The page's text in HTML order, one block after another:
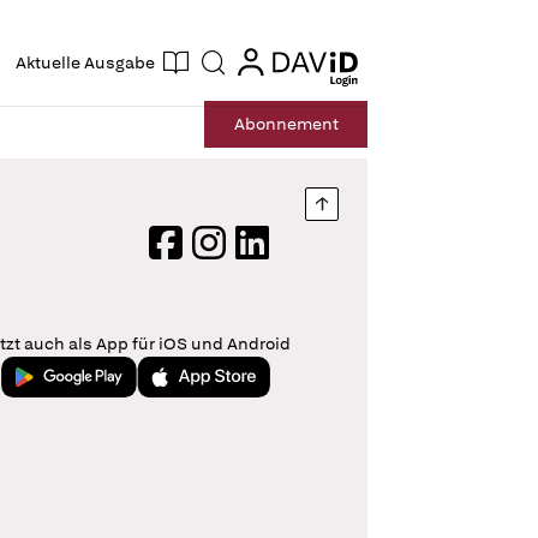
Aktuelle Ausgabe Suche login
login
Abonnement
Nach oben springen
FacebookInstagram
LinkedIn
auch als App für iOS und Android
Jetzt bei Google PlayLaden im App Store